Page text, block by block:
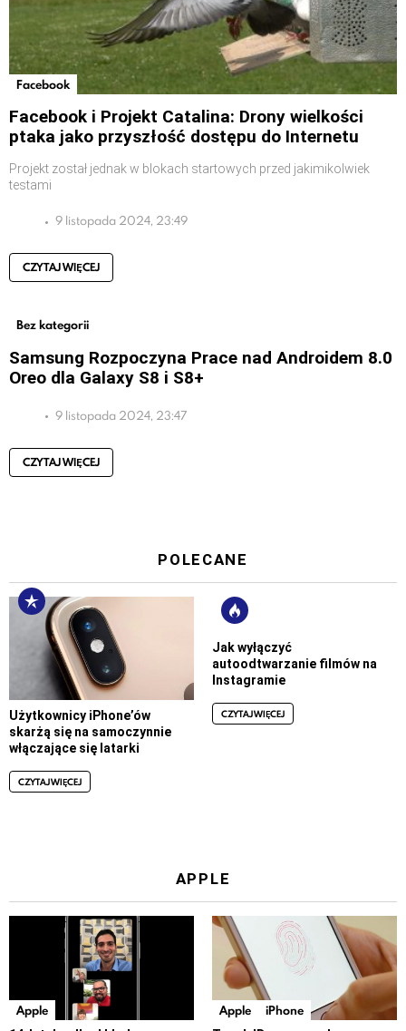
Facebook
Facebook i Projekt Catalina: Drony wielkości
ptaka jako przyszłość dostępu do Internetu
Projekt został jednak w blokach startowych przed jakimikolwiek
testami
9 listopada 2024, 23:49
CZYTAJ WIĘCEJ
Bez kategorii
Samsung Rozpoczyna Prace nad Androidem 8.0
Oreo dla Galaxy S8 i S8+
9 listopada 2024, 23:47
CZYTAJ WIĘCEJ
POLECANE
Użytkownicy iPhone’ów
skarżą się na samoczynnie
włączające się latarki
CZYTAJ WIĘCEJ
Jak wyłączyć
autoodtwarzanie filmów na
Instagramie
CZYTAJ WIĘCEJ
APPLE
Apple Apple iPhone